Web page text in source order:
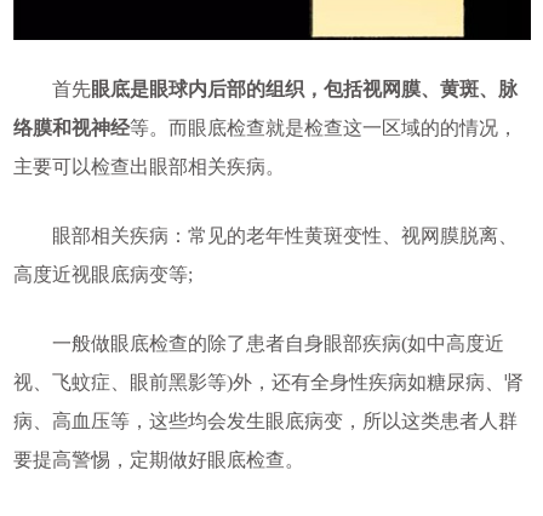
首先眼底是眼球内后部的组织，包括视网膜、黄斑、脉
络膜和视神经等。而眼底检查就是检查这一区域的的情况，
主要可以检查出眼部相关疾病。
眼部相关疾病：常见的老年性黄斑变性、视网膜脱离、
高度近视眼底病变等;
一般做眼底检查的除了患者自身眼部疾病(如中高度近
视、飞蚊症、眼前黑影等)外，还有全身性疾病如糖尿病、肾
病、高血压等，这些均会发生眼底病变，所以这类患者人群
要提高警惕，定期做好眼底检查。